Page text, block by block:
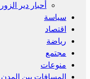
أحبار دير الزور
سياسة
اقتصاد
رياضة
مجتمع
منوعات
المسافات بين المدن